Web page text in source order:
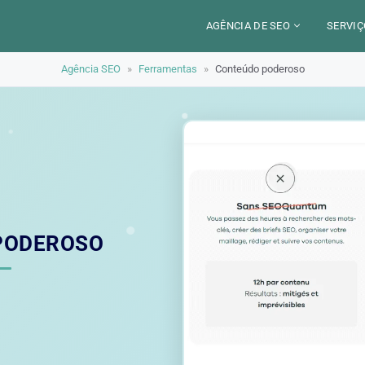
AGÊNCIA DE SEO
TRABALHO
ALEXANDRE MAROTEL
Agência SEO » Ferramentas » Conteúdo poderoso